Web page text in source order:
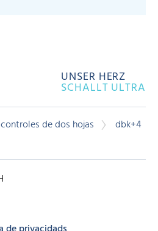
UNSER HERZ
SCHALLT ULTRA
controles de dos hojas
dbk+4